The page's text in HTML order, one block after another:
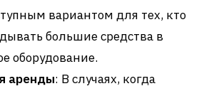
вариантом для тех, кто
большие средства в
оборудование.
аренды: В случаях, когда